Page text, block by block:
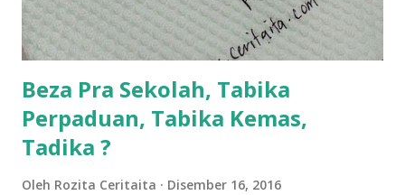
kalau ikut anak-anak semua nak ummi pimpin... ajer rebeh
ba...
Beza Pra Sekolah, Tabika
Perpaduan, Tabika Kemas,
Tadika ?
Oleh Rozita Ceritaita Disember 16, 2016